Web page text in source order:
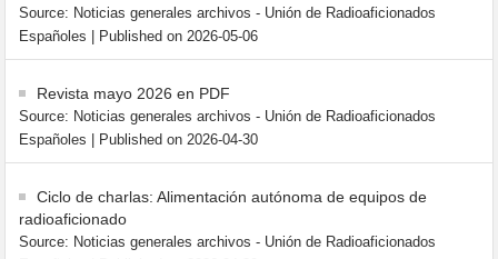
Source: Noticias generales archivos - Unión de Radioaficionados
Españoles
Published on 2026-05-06
Revista mayo 2026 en PDF
Source: Noticias generales archivos - Unión de Radioaficionados
Españoles
Published on 2026-04-30
Ciclo de charlas: Alimentación autónoma de equipos de
radioaficionado
Source: Noticias generales archivos - Unión de Radioaficionados